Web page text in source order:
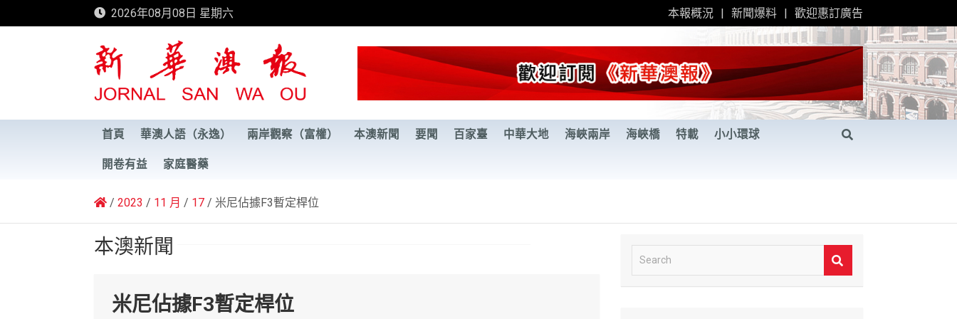
to
2026年08月08日 星期六 本報概況 新聞爆料 歡迎惠訂廣告
新華澳報
首頁 華澳人語（永逸） 兩岸觀察（富權） 本澳新聞 要聞 百家臺 中華大地 海峽兩岸 海峽橋 特載 小小環球
開卷有益 家庭醫藥
2023 11 月 17 米尼佔據F3暫定桿位
本澳新聞
米尼佔據F3暫定桿位
e